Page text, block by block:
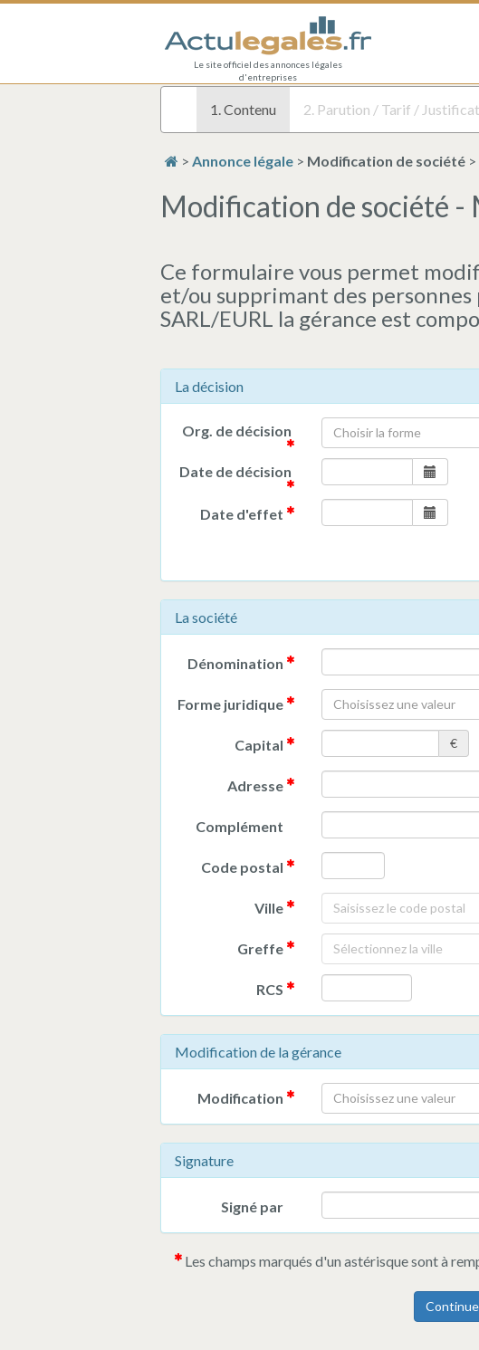
Le site officiel des annonces légales
d'entreprises
1. Contenu 2. Parution / Tarif /
> Annonce légale > Modification de société
Modification de société
Ce formulaire vous permet
et/ou supprimant des personnes
SARL/EURL la gérance est
La décision
Org. de décision Choisir la forme
Date de décision
Date d'effet
La société
Dénomination
Forme juridique Choisissez une valeur
Capital €
Adresse
Complément
Code postal
Ville Saisissez le code postal
Greffe Sélectionnez la ville
RCS
Modification de la gérance
Modification Choisissez une valeur
Signature
Signé par
Les champs marqués d'un astérisque sont à